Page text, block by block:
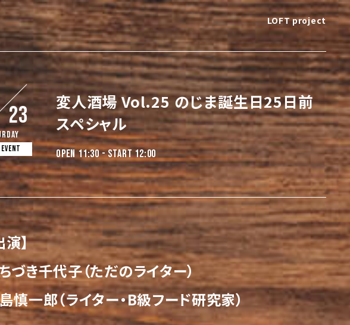
LOFT project
23
EVENT
変人酒場 Vol.25 のじま誕生日25日前
スペシャル
OPEN 11:30 - START 12:00
演】
づき千代子（ただのライター）
慎一郎（ライター・B級フード研究家）